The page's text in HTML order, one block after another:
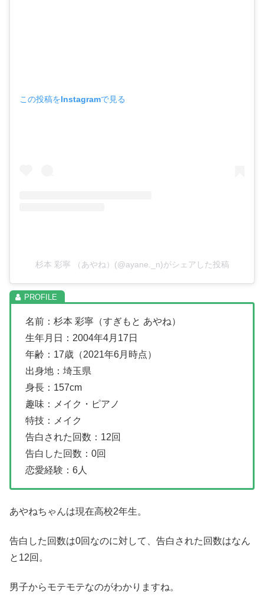
この投稿をInstagramで見る
杉本 彩寧 （あやね）(@ayane._n)がシェアした投稿
名前：杉本 彩寧（すぎもと あやね）
生年月日：2004年4月17日
年齢：17歳（2021年6月時点）
出身地：埼玉県
身長：157cm
趣味：メイク・ピアノ
特技：メイク
告白された回数：12回
告白した回数：0回
恋愛経験：6人
あやねちゃんは現在高校2年生。
告白した回数は0回なのに対して、告白された回数はなん
と12回。
男子からモテモテなのがわかりますね。